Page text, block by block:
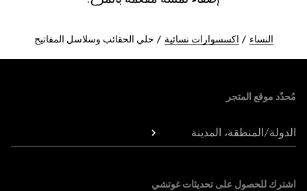
النساء اكسسوارات نسائية حلي الحقائب وسلاسل المفاتيح
مُحدّد موقع المتجر
الدولة/المنطقة، المدينة
اشترك للحصول على تحديثات غوتشي